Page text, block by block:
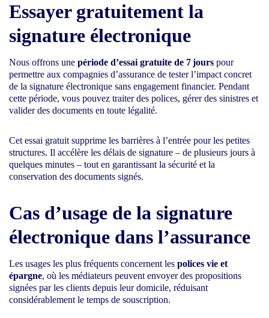
Essayer gratuitement la
signature électronique
Nous offrons une période d’essai gratuite de 7 jours pour
permettre aux compagnies d’assurance de tester l’impact concret
de la signature électronique sans engagement financier. Pendant
cette période, vous pouvez traiter des polices, gérer des sinistres et
valider des documents en toute légalité.
Cet essai gratuit supprime les barrières à l’entrée pour les petites
structures. Il accélère les délais de signature – de plusieurs jours à
quelques minutes – tout en garantissant la sécurité et la
conservation des documents signés.
Cas d’usage de la signature
électronique dans l’assurance
Les usages les plus fréquents concernent les polices vie et
épargne, où les médiateurs peuvent envoyer des propositions
signées par les clients depuis leur domicile, réduisant
considérablement le temps de souscription.